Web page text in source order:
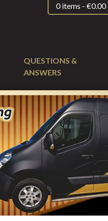
0 items -€0.00
QUESTIONS &
ANSWERS